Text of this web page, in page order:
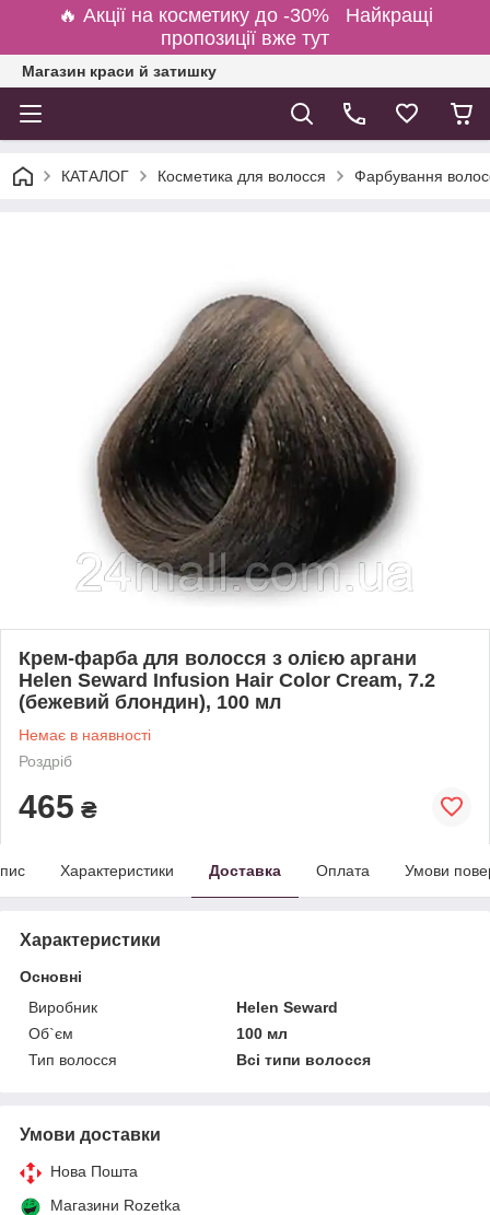
🔥 Акції на косметику до -30% Найкращі
пропозиції вже тут
Магазин краси й затишку
КАТАЛОГ Косметика для волосся Фарбування
Крем-фарба для волосся з олією аргани
Helen Seward Infusion Hair Color Cream, 7.2
(бежевий блондин), 100 мл
Немає в наявності
Роздріб
465 ₴
Характеристики Доставка Оплата Умови
Характеристики
Основні
Виробник
Helen Seward
Об`єм
100 мл
Тип волосся
Всі типи волосся
Умови доставки
Нова Пошта
Магазини Rozetka